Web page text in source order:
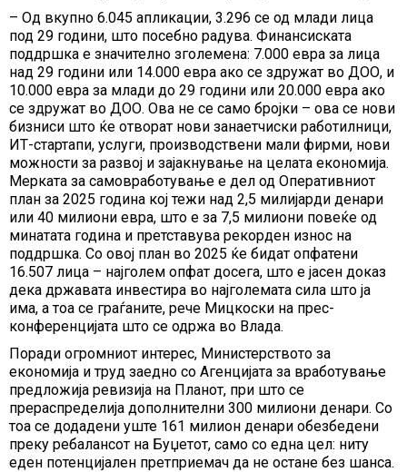
– Од вкупно 6.045 апликации, 3.296 се од млади лица
под 29 години, што посебно радува. Финансиската
поддршка е значително зголемена: 7.000 евра за лица
над 29 години или 14.000 евра ако се здружат во ДОО, и
10.000 евра за млади до 29 години или 20.000 евра ако
се здружат во ДОО. Ова не се само бројки – ова се нови
бизниси што ќе отворат нови занаетчиски работилници,
ИТ-стартапи, услуги, производствени мали фирми, нови
можности за развој и зајакнување на целата економија.
Мерката за самовработување е дел од Оперативниот
план за 2025 година кој тежи над 2,5 милијарди денари
или 40 милиони евра, што е за 7,5 милиони повеќе од
минатата година и претставува рекорден износ на
поддршка. Со овој план во 2025 ќе бидат опфатени
16.507 лица – најголем опфат досега, што е јасен доказ
дека државата инвестира во најголемата сила што ја
има, а тоа се граѓаните, рече Мицкоски на прес-
конференцијата што се одржа во Влада.
Поради огромниот интерес, Министерството за
економија и труд заедно со Агенцијата за вработување
предложија ревизија на Планот, при што се
прераспределија дополнителни 300 милиони денари. Со
тоа се додадени уште 161 милион денари обезбедени
преку ребалансот на Буџетот, само со една цел: ниту
еден потенцијален претприемач да не остане без шанса.